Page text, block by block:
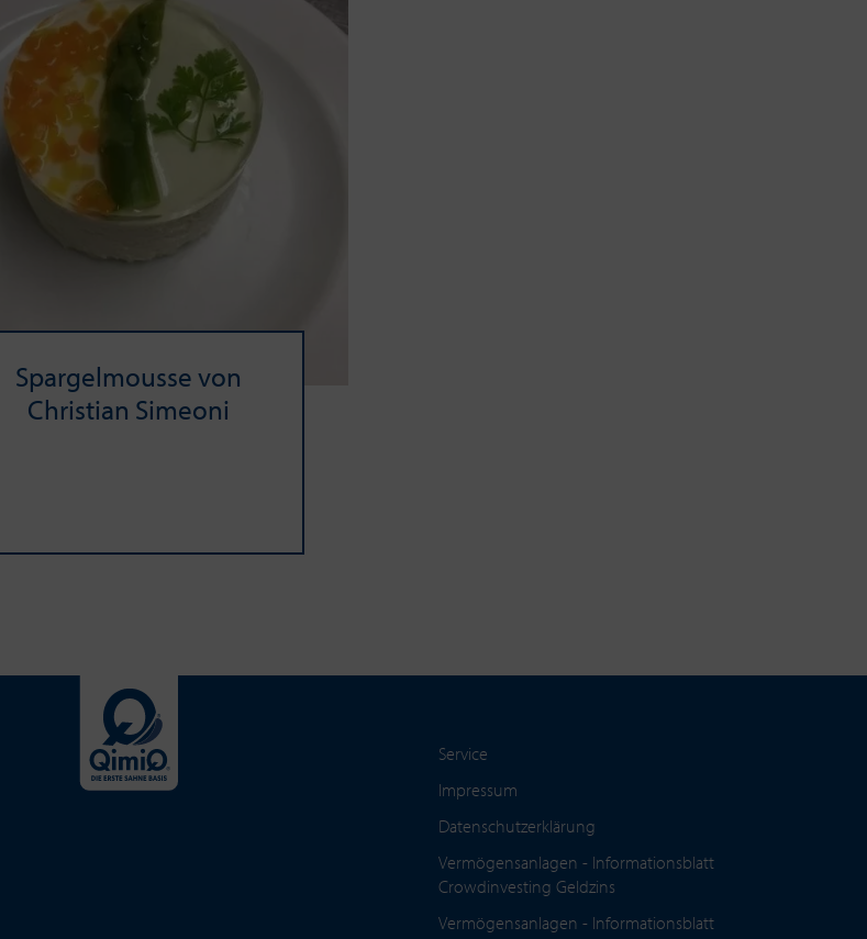
Spar­gel­mousse von
Chris­ti­an Si­meo­ni
Service
Impressum
Datenschutzerklärung
Vermögensanlagen - Informationsblatt
Crowdinvesting Geldzins
Vermögensanlagen - Informationsblatt